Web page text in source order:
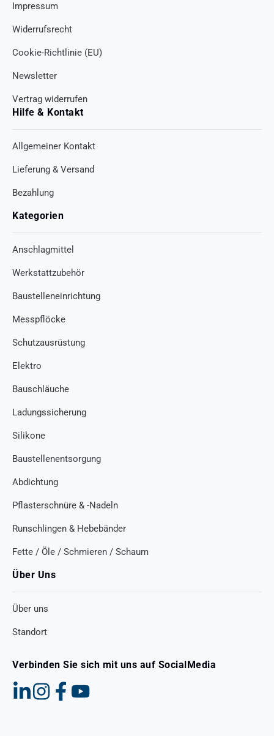
Impressum
Widerrufsrecht
Cookie-Richtlinie (EU)
Newsletter
Vertrag widerrufen
Hilfe & Kontakt
Allgemeiner Kontakt
Lieferung & Versand
Bezahlung
Kategorien
Anschlagmittel
Werkstattzubehör
Baustelleneinrichtung
Messpflöcke
Schutzausrüstung
Elektro
Bauschläuche
Ladungssicherung
Silikone
Baustellenentsorgung
Abdichtung
Pflasterschnüre & -Nadeln
Runschlingen & Hebebänder
Fette / Öle / Schmieren / Schaum
Über Uns
Über uns
Standort
Verbinden Sie sich mit uns auf SocialMedia